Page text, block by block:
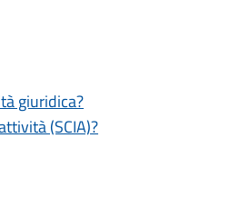
giuridica?
(SCIA)?